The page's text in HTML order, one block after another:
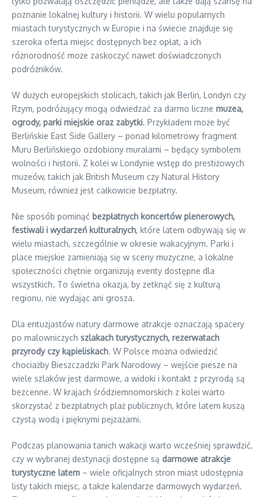
poznanie lokalnej kultury i historii. W wielu popularnych
miastach turystycznych w Europie i na świecie znajduje się
szeroka oferta miejsc dostępnych bez opłat, a ich
różnorodność może zaskoczyć nawet doświadczonych
podróżników.
W dużych europejskich stolicach, takich jak Berlin, Londyn czy
Rzym, podróżujący mogą odwiedzać za darmo liczne muzea,
ogrody, parki miejskie oraz zabytki. Przykładem może być
Berlińskie East Side Gallery – ponad kilometrowy fragment
Muru Berlińskiego ozdobiony muralami – będący symbolem
wolności i historii. Z kolei w Londynie wstęp do prestiżowych
muzeów, takich jak British Museum czy Natural History
Museum, również jest całkowicie bezpłatny.
Nie sposób pominąć bezpłatnych koncertów plenerowych,
festiwali i wydarzeń kulturalnych, które latem odbywają się w
wielu miastach, szczególnie w okresie wakacyjnym. Parki i
place miejskie zamieniają się w sceny muzyczne, a lokalne
społeczności chętnie organizują eventy dostępne dla
wszystkich. To świetna okazja, by zetknąć się z kulturą
regionu, nie wydając ani grosza.
Dla entuzjastów natury darmowe atrakcje oznaczają spacery
po malowniczych szlakach turystycznych, rezerwatach
przyrody czy kąpieliskach. W Polsce można odwiedzić
chociażby Bieszczadzki Park Narodowy – wejście piesze na
wiele szlaków jest darmowe, a widoki i kontakt z przyrodą są
bezcenne. W krajach śródziemnomorskich z kolei warto
skorzystać z bezpłatnych plaż publicznych, które latem kuszą
czystą wodą i pięknymi pejzażami.
Podczas planowania tanich wakacji warto wcześniej sprawdzić,
czy w wybranej destynacji dostępne są darmowe atrakcje
turystyczne latem – wiele oficjalnych stron miast udostępnia
listy takich miejsc, a także kalendarze darmowych wydarzeń.